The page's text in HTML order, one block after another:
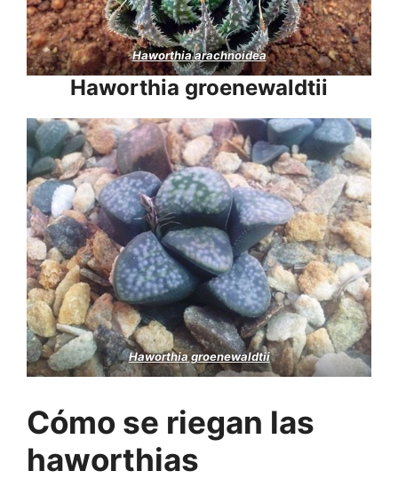
Haworthia arachnoidea
Haworthia groenewaldtii
Haworthia groenewaldtii
Cómo se riegan las
haworthias